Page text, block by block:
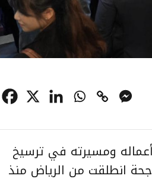
ومسيرته في ترسيخ
انطلقت من الرياض منذ